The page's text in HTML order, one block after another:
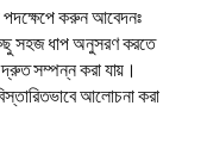
করুন আবেদনঃ
সহজ ধাপ অনুসরণ করতে
সম্পন্ন করা যায়।
আলোচনা করা